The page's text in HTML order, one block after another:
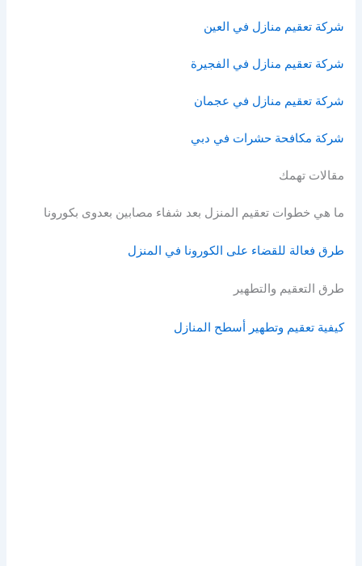
شركة تعقيم منازل في العين
شركة تعقيم منازل في الفجيرة
شركة تعقيم منازل في عجمان
شركة مكافحة حشرات في دبي
مقالات تهمك
ما هي خطوات تعقيم المنزل بعد شفاء مصابين بعدوى بكورونا
طرق فعالة للقضاء على الكورونا في المنزل
طرق التعقيم والتطهير
كيفية تعقيم وتطهير أسطح المنازل